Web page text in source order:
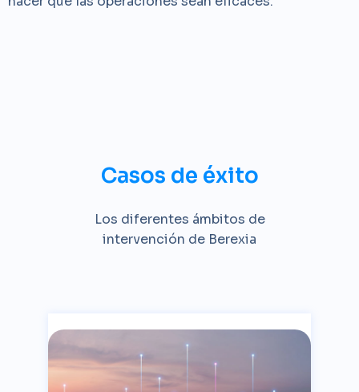
Casos de éxito
Los diferentes ámbitos de
intervención de Berexia